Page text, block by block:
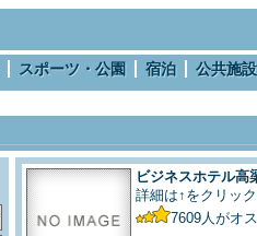
スポーツ・公園 宿泊 公共施設
ビジネスホテル高
詳細は↑をクリック
7609 人がオ